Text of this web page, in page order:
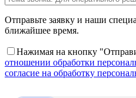
Отправьте заявку и наши
ближайшее время.
Нажимая на кнопку
отношении обработки
согласие на обработку